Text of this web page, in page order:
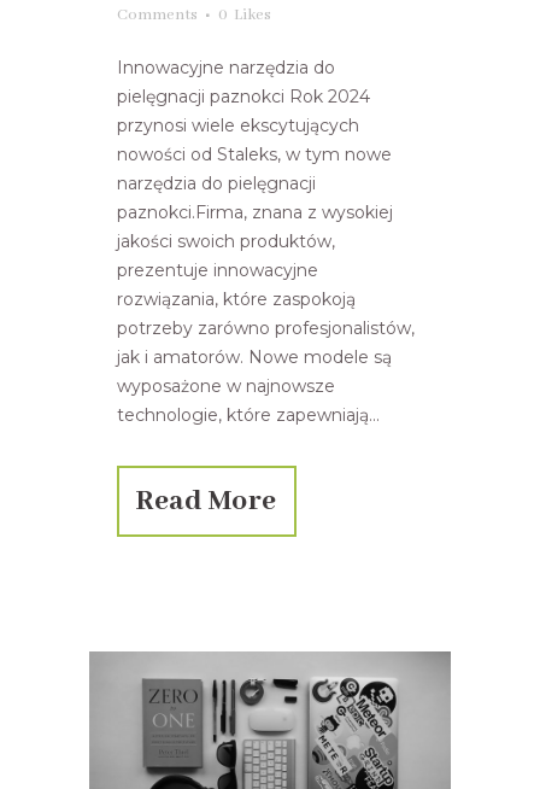
Comments
0 Likes
Innowacyjne narzędzia do
pielęgnacji paznokci Rok 2024
przynosi wiele ekscytujących
nowości od Staleks, w tym nowe
narzędzia do pielęgnacji
paznokci.Firma, znana z wysokiej
jakości swoich produktów,
prezentuje innowacyjne
rozwiązania, które zaspokoją
potrzeby zarówno profesjonalistów,
jak i amatorów. Nowe modele są
wyposażone w najnowsze
technologie, które zapewniają...
Read More